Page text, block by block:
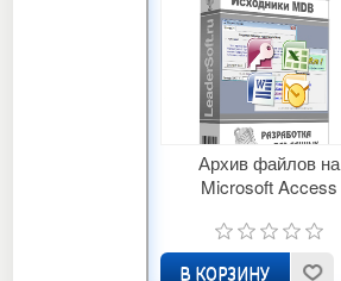
Архив файлов на
Microsoft Access